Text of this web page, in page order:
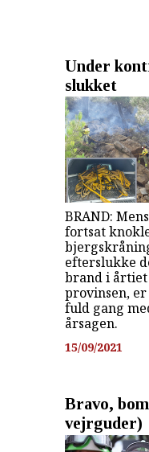
Under
slukket
BRAND:
fortsat
efterslukke
brand i årtiet
provinsen,
fuld gang
årsagen.
15/09/2021
Bravo,
vejrguder)